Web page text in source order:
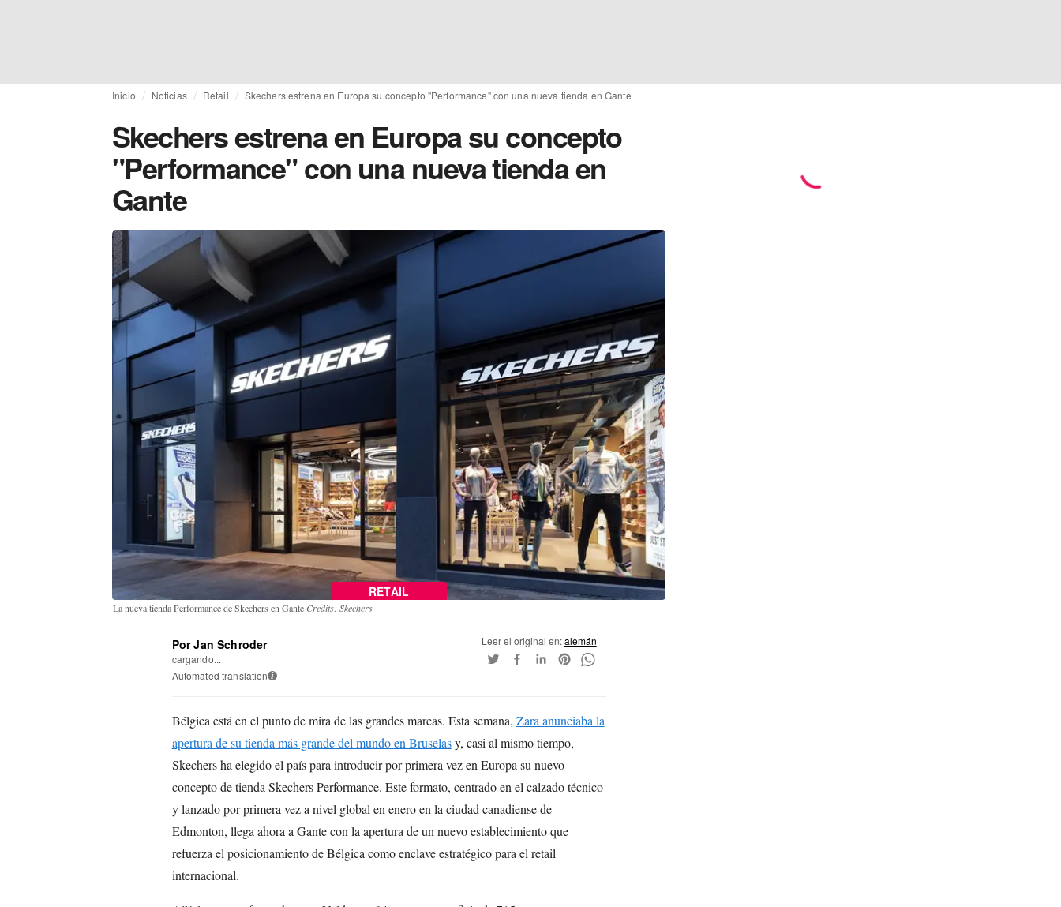
Inicio Noticias Retail Skechers estrena en Europa su concepto "Performance" con una nueva tienda en Gante
Skechers estrena en Europa su concepto
"Performance" con una nueva tienda en
Gante
RETAIL
La nueva tienda Performance de Skechers en Gante Credits: Skechers
Por Jan Schroder
cargando...
Automated translation i
Leer el original en:alemán
Bélgica está en el punto de mira de las grandes marcas. Esta semana, Zara anunciaba la
apertura de su tienda más grande del mundo en Bruselasy, casi al mismo tiempo,
Skechers ha elegido el país para introducir por primera vez en Europa su nuevo
concepto de tienda Skechers Performance. Este formato, centrado en el calzado técnico
y lanzado por primera vez a nivel global en enero en la ciudad canadiense de
Edmonton, llega ahora a Gante con la apertura de un nuevo establecimiento que
refuerza el posicionamiento de Bélgica como enclave estratégico para el retail
internacional.